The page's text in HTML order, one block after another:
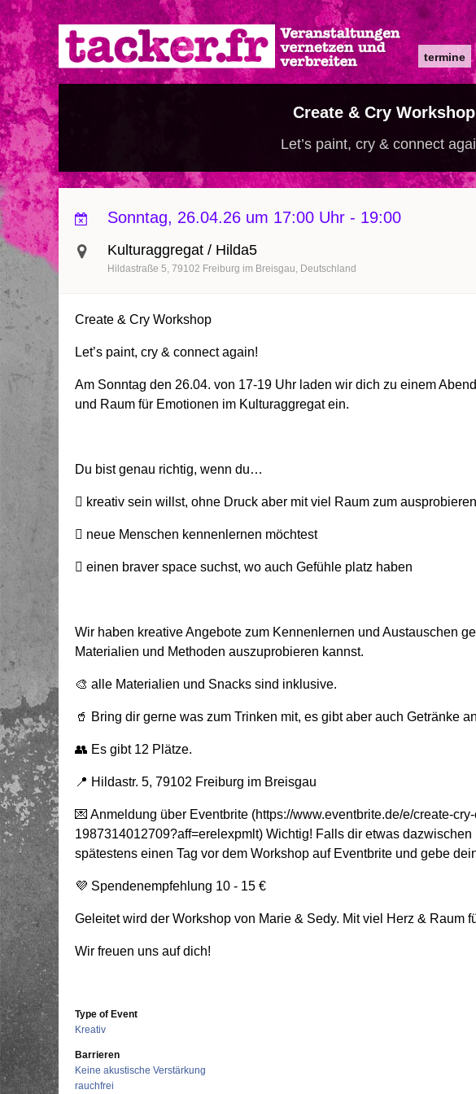
Direkt
zum
Inhalt
Main
navigation
termine
Create & Cry Workshop
Let’s paint, cry & connect
Sonntag, 26.04.26 um 17:00 Uhr - 19:00
Kulturaggregat / Hilda5
Hildastraße 5 79102 Freiburg im Breisgau Deutschland
Create & Cry Workshop
Let’s paint, cry & connect again!
Am Sonntag den 26.04. von 17-19 Uhr laden wir dich zu einem
und Raum für Emotionen im Kulturaggregat ein.
Du bist genau richtig, wenn du…
🫟 kreativ sein willst, ohne Druck aber mit viel Raum zum ausprobieren
🫟 neue Menschen kennenlernen möchtest
🫟 einen braver space suchst, wo auch Gefühle platz haben
Wir haben kreative Angebote zum Kennenlernen und Austauschen
Materialien und Methoden auszuprobieren kannst.
🎨 alle Materialien und Snacks sind inklusive.
🥤 Bring dir gerne was zum Trinken mit, es gibt aber auch Getränke
👥 Es gibt 12 Plätze.
📍 Hildastr. 5, 79102 Freiburg im Breisgau
💌 Anmeldung über Eventbrite (https://www.eventbrite.de/e/create-
1987314012709?aff=erelexpmlt) Wichtig! Falls dir etwas
spätestens einen Tag vor dem Workshop auf Eventbrite und gebe
💜 Spendenempfehlung 10 - 15 €
Geleitet wird der Workshop von Marie & Sedy. Mit viel Herz & Raum
Wir freuen uns auf dich!
Type of Event
Kreativ
Barrieren
Keine akustische Verstärkung
rauchfrei